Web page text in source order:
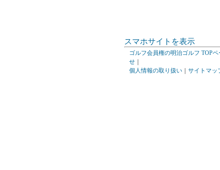
スマホサイトを表示
ゴルフ会員権の明治ゴルフ TOPペ
せ
個人情報の取り扱い
サイトマッ